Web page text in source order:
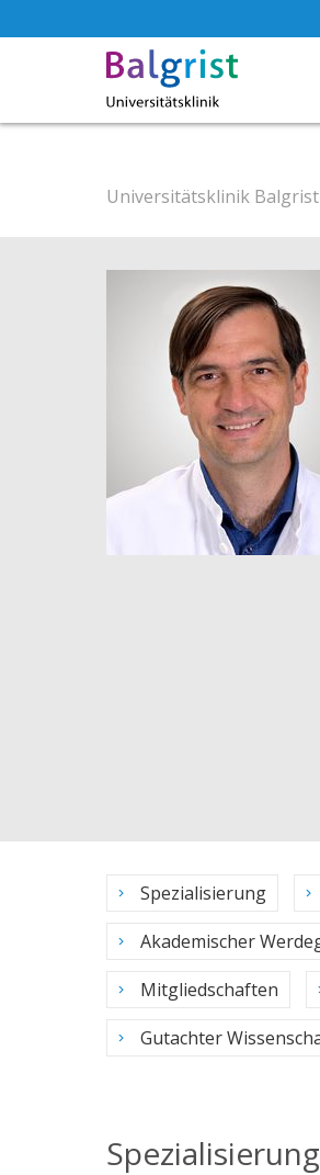
Universitätsklinik Balgrist
Spezialisierung
Akademischer
Mitgliedschaften
Gutachter
Spezialisierung